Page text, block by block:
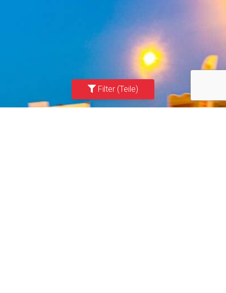
Filter (Teile)